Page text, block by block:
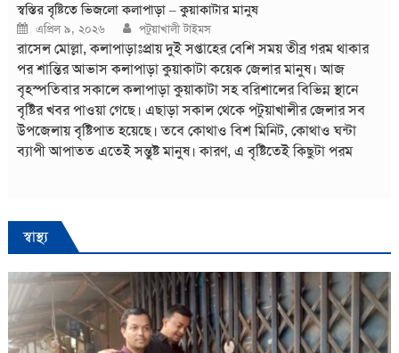
স্বস্তির বৃষ্টিতে ভিজলো কলাপাড়া – কুয়াকাটার মানুষ
Posted
on
এপ্রিল ৯, ২০২৬ Author
পটুয়াখালী টাইমস
রাসেল মোল্লা, কলাপাড়াঃপ্রায় দুই সপ্তাহের বেশি সময় তীব্র গরম থাকার
পর শান্তির আভাস কলাপাড়া কুয়াকাটা কয়েক জেলার মানুষ। আজ
বৃহস্পতিবার সকালে কলাপাড়া কুয়াকাটা সহ বরিশালের বিভিন্ন স্থানে
বৃষ্টির খবর পাওয়া গেছে। এছাড়া সকাল থেকে পটুয়াখালীর জেলার সব
উপজেলায় বৃষ্টিপাত হয়েছে। তবে কোথাও বিশ মিনিট, কোথাও ঘন্টা
ব্যাপী আপাতত এতেই সন্তুষ্ট মানুষ। কারণ, এ বৃষ্টিতেই কিছুটা পরম
আবহাওয়া অধিদপ্তর। আবহাওয়ার পূর্বাভাসে বলা হয়েছে, চট্টগ্রাম
বিভাগের অনেক জায়গায় এবং রংপুর, রাজশাহী, ঢাকা, ময়মনসিংহ,
খুলনা, বরিশাল ও সিলেট
স্বাস্থ্য